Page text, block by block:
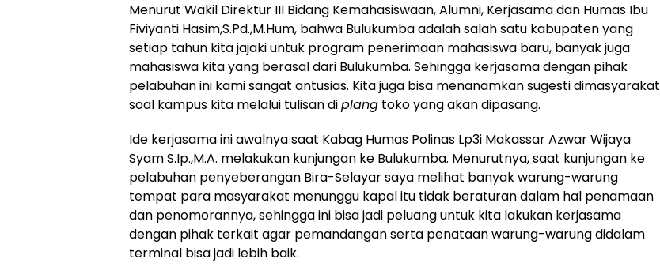
Menurut Wakil Direktur III Bidang Kemahasiswaan, Alumni, Kerjasama dan Humas Ibu
Fiviyanti Hasim,S.Pd.,M.Hum, bahwa Bulukumba adalah salah satu kabupaten yang
setiap tahun kita jajaki untuk program penerimaan mahasiswa baru, banyak juga
mahasiswa kita yang berasal dari Bulukumba. Sehingga kerjasama dengan pihak
pelabuhan ini kami sangat antusias. Kita juga bisa menanamkan sugesti dimasyarakat
soal kampus kita melalui tulisan diplang toko yang akan dipasang.
Ide kerjasama ini awalnya saat Kabag Humas Polinas Lp3i Makassar Azwar Wijaya
Syam S.Ip.,M.A. melakukan kunjungan ke Bulukumba. Menurutnya, saat kunjungan ke
pelabuhan penyeberangan Bira-Selayar saya melihat banyak warung-warung
tempat para masyarakat menunggu kapal itu tidak beraturan dalam hal penamaan
dan penomorannya, sehingga ini bisa jadi peluang untuk kita lakukan kerjasama
dengan pihak terkait agar pemandangan serta penataan warung-warung didalam
terminal bisa jadi lebih baik.